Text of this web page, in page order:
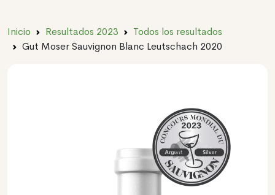
Inicio Resultados 2023
Todos los resultados
Gut Moser Sauvignon Blanc Leutschach 2020